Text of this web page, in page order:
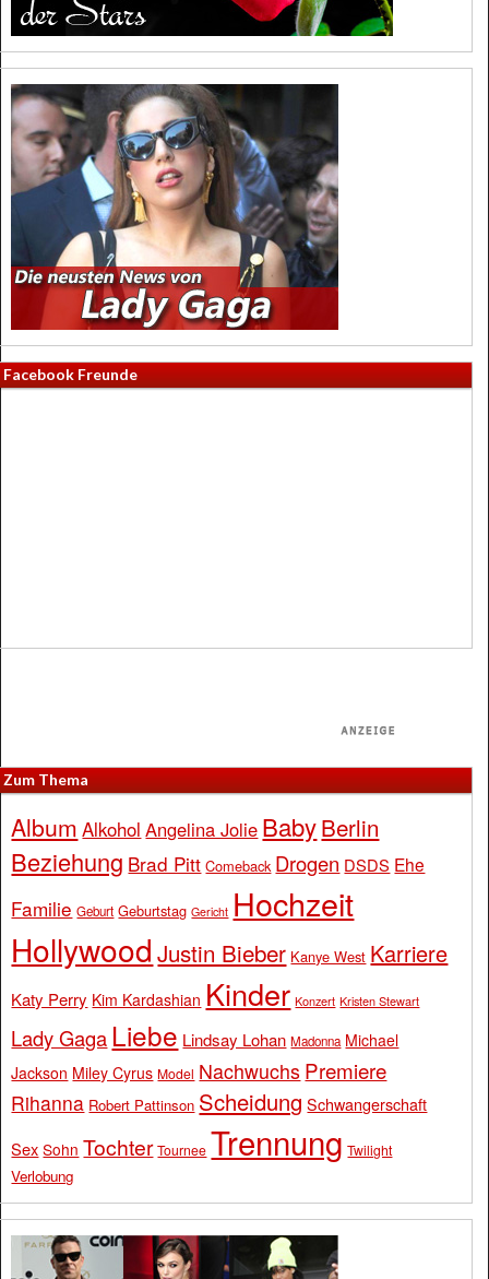
Facebook Freunde
Zum Thema
Album Alkohol Angelina Jolie BabyBerlin
Beziehung Brad Pitt Comeback Drogen DSDS Ehe
Familie Geburt Geburtstag Gericht Hochzeit
Hollywood Justin Bieber Kanye West Karriere
Katy Perry Kim Kardashian Kinder Konzert Kristen Stewart
Lady Gaga Liebe Lindsay Lohan Madonna Michael
Jackson Miley Cyrus Model Nachwuchs Premiere
Rihanna Robert Pattinson Scheidung Schwangerschaft
Sex Sohn Tochter Tournee Trennung Twilight
Verlobung